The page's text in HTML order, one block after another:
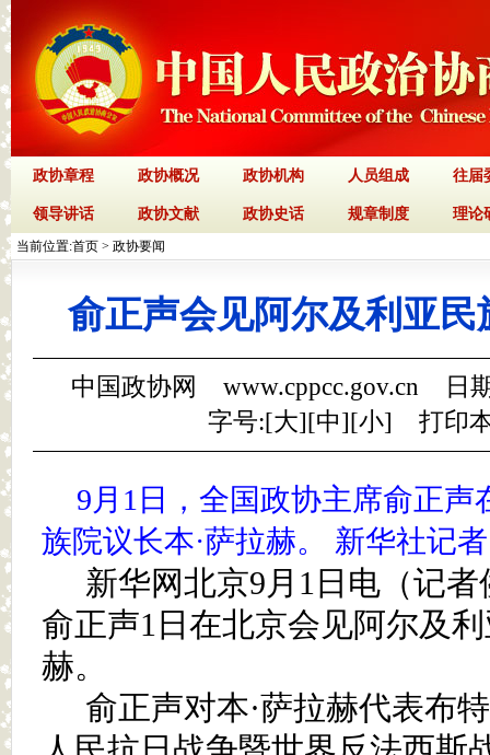
政协章程 政协概况 政协机构 人员组成 往届
领导讲话 政协文献 政协史话 规章制度 理论
当前位置:首页 > 政协要闻
俞正声会见阿尔及利亚民
中国政协网 www.cppcc.gov.cn 日
字号:[大][中][小] 打印
9月1日，全国政协主席俞正
族院议长本·萨拉赫。 新华社记
新华网北京9月1日电（记
俞正声1日在北京会见阿尔及
赫。
俞正声对本·萨拉赫代表布